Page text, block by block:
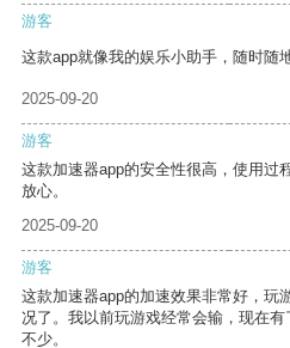
游客
这款app就像我的娱乐小助手，随时随
2025-09-20
游客
这款加速器app的安全性很高，使用过
放心。
2025-09-20
游客
这款加速器app的加速效果非常好，玩
况了。我以前玩游戏经常会输，现在
不少。